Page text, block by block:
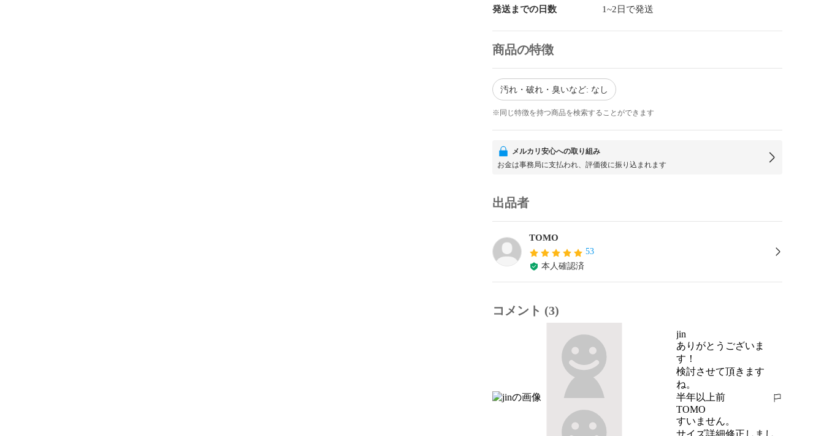
発送までの日数 1~2日で発送
商品の特徴
汚れ・破れ・臭いなど: なし
※同じ特徴を持つ商品を検索することができます
メルカリ安心への取り組み
お金は事務局に支払われ、評価後に振り込まれます
出品者
TOMO
53
本人確認済
コメント (3)
jin
ありがとうございま
す！
検討させて頂きます
ね。
半年以上前
報告する
TOMO
すいません。
サイズ詳細修正しまし